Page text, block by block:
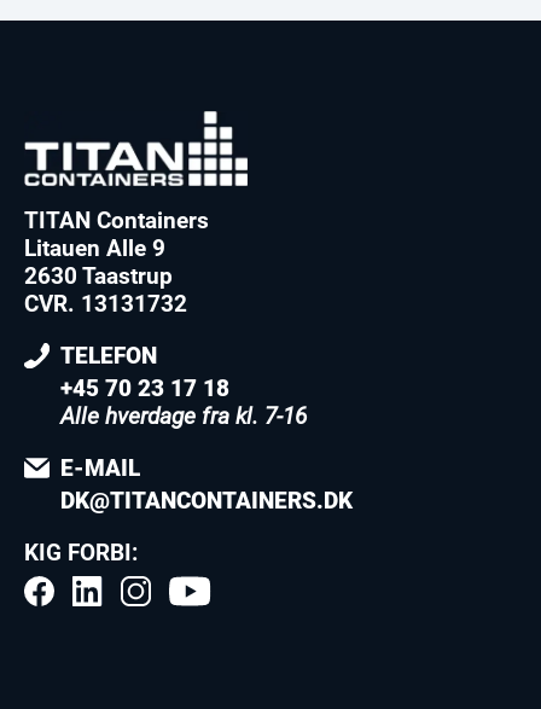
TITAN Containers
Litauen Alle 9
2630 Taastrup
CVR. 13131732
TELEFON
+45 70 23 17 18
Alle hverdage fra kl. 7-16
E-MAIL
DK@TITANCONTAINERS.DK
KIG FORBI: